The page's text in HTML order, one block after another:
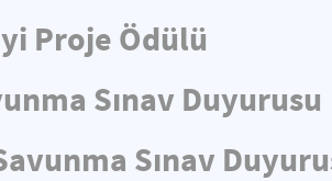
Proje Ödülü
Sınav Duyurusu
Sınav